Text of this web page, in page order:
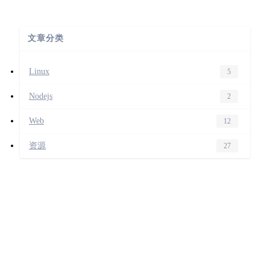
文章分类
Linux 5
Nodejs 2
Web 12
资源 27